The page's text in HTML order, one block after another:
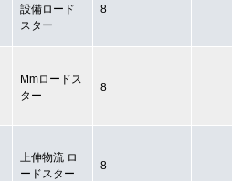
設備ロード
スター
8
Mmロードス
ター
8
上伸物流 ロ
ードスター
8